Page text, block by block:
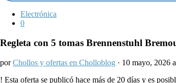
Electrónica
0
Regleta con 5 tomas Brennenstuhl
porChollos y ofertas en Cholloblog · 10 mayo, 2026
! Esta oferta se publicó hace más de 20 días y es